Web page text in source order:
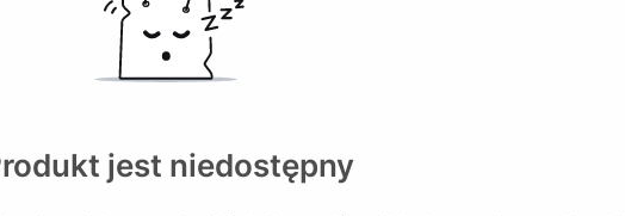
jest niedostępny